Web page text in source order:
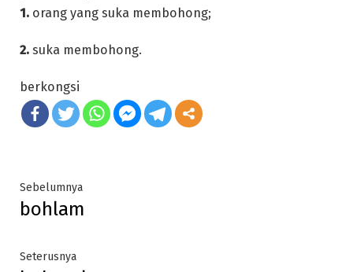
1. orang yang suka membohong;
2. suka membohong.
berkongsi
Post
navigation
Sebelumnya
post:
bohlam
Seterusnya